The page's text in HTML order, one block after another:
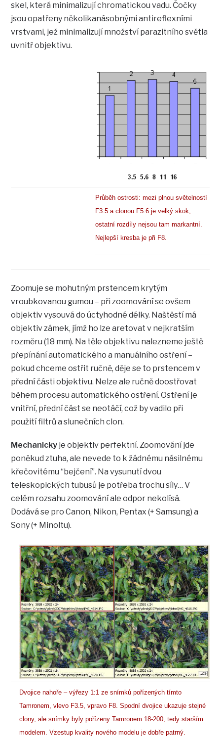
skel, která minimalizují chromatickou vadu. Čočky
jsou opatřeny několikanásobnými antireflexními
vrstvami, jež minimalizují množství parazitního světla
uvnitř objektivu.
Průběh ostrosti: mezi plnou světelností
F3.5 a clonou F5.6 je velký skok,
ostatní rozdíly nejsou tam markantní.
Nejlepší kresba je při F8.
Zoomuje se mohutným prstencem krytým
vroubkovanou gumou – při zoomování se ovšem
objektiv vysouvá do úctyhodné délky. Naštěstí má
objektiv zámek, jímž ho lze aretovat v nejkratším
rozměru (18 mm). Na těle objektivu nalezneme ještě
přepínání automatického a manuálního ostření –
pokud chceme ostřit ručně, děje se to prstencem v
přední části objektivu. Nelze ale ručně doostřovat
během procesu automatického ostření. Ostření je
vnitřní, přední část se neotáčí, což by vadilo při
použití filtrů a slunečních clon.
Mechanicky je objektiv perfektní. Zoomování jde
poněkud ztuha, ale nevede to k žádnému násilnému
křečovitému “bejčení”. Na vysunutí dvou
teleskopických tubusů je potřeba trochu síly… V
celém rozsahu zoomování ale odpor nekolísá.
Dodává se pro Canon, Nikon, Pentax (+ Samsung) a
Sony (+ Minoltu).
Dvojice nahoře – výřezy 1:1 ze snímků pořízených tímto
Tamronem, vlevo F3.5, vpravo F8. Spodní dvojice ukazuje stejné
clony, ale snímky byly pořízeny Tamronem 18-200, tedy starším
modelem. Vzestup kvality nového modelu je dobře patrný.